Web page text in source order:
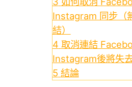
Instagram 同步（
結）
4 取消連結
Instagram後將失
5 結論